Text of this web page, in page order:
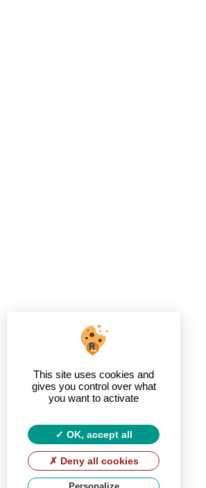
This site uses cookies and
gives you control over what
you want to activate
OK, accept all
Deny all cookies